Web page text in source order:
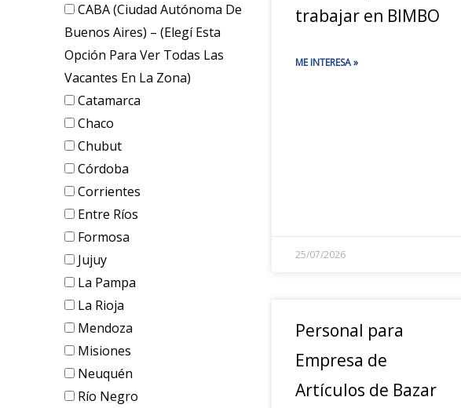
CABA (Ciudad Autónoma De
Buenos Aires) – (elegí Esta
Opción Para Ver Todas Las
Vacantes En La Zona)
Catamarca
Chaco
Chubut
Córdoba
Corrientes
Entre Ríos
Formosa
Jujuy
La Pampa
La Rioja
Mendoza
Misiones
Neuquén
Río Negro
trabajar en BIMBO
ME INTERESA »
25/07/2026
Personal para
Empresa de
Artículos de Bazar